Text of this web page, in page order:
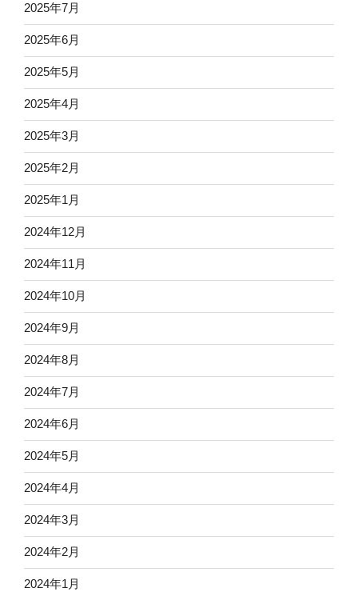
2025年7月
2025年6月
2025年5月
2025年4月
2025年3月
2025年2月
2025年1月
2024年12月
2024年11月
2024年10月
2024年9月
2024年8月
2024年7月
2024年6月
2024年5月
2024年4月
2024年3月
2024年2月
2024年1月